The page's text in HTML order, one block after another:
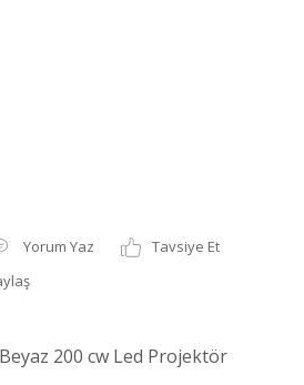
Yorum Yaz
Tavsiye Et
200 cw Led Projektör